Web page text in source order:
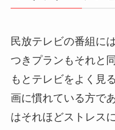
民放テレビの番組に
つきプランもそれと
もとテレビをよく見
画に慣れている方で
はそれほどストレス